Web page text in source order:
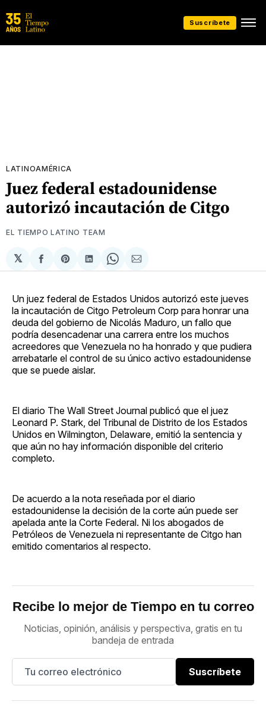
Suscríbete
LATINOAMÉRICA
Juez federal estadounidense
autorizó incautación de Citgo
EL TIEMPO LATINO TEAM
𝕏
Compartir
en
Share
on
Compartir
en
Share
on
Compartir
via
Un juez federal de Estados Unidos autorizó este jueves
la incautación de Citgo Petroleum Corp para honrar una
deuda del gobierno de Nicolás Maduro, un fallo que
podría desencadenar una carrera entre los muchos
acreedores que Venezuela no ha honrado y que pudiera
arrebatarle el control de su único activo estadounidense
que se puede aislar.
El diario The Wall Street Journal publicó que el juez
Leonard P. Stark, del Tribunal de Distrito de los Estados
Unidos en Wilmington, Delaware, emitió la sentencia y
que aún no hay información disponible del criterio
completo.
De acuerdo a la nota reseñada por el diario
estadounidense la decisión de la corte aún puede ser
apelada ante la Corte Federal. Ni los abogados de
Petróleos de Venezuela ni representante de Citgo han
emitido comentarios al respecto.
Recibe lo mejor de Tiempo en tu correo
Noticias, opinión, análisis y perspectiva, gratis en tu
bandeja de entrada
Suscríbete